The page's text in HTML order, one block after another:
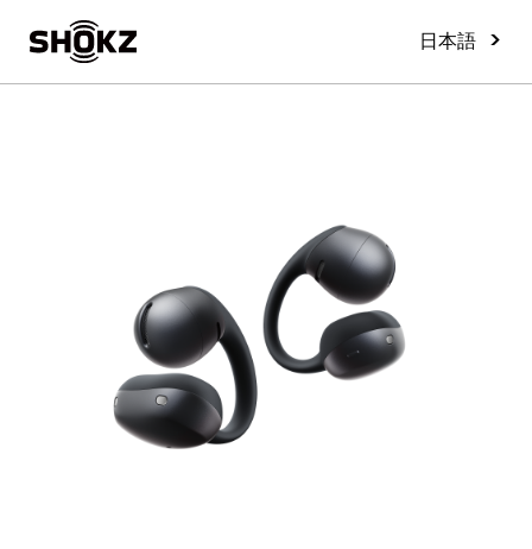
日本語 >